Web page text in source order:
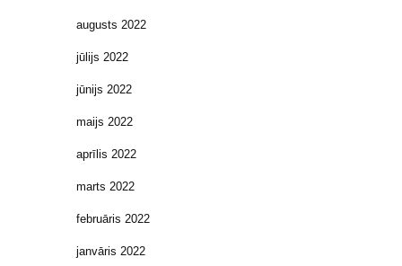
augusts 2022
jūlijs 2022
jūnijs 2022
maijs 2022
aprīlis 2022
marts 2022
februāris 2022
janvāris 2022